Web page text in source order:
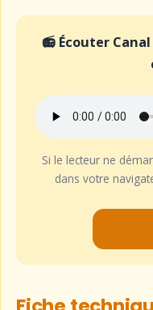
📻 Écouter
Si le lecteur ne
dans votre